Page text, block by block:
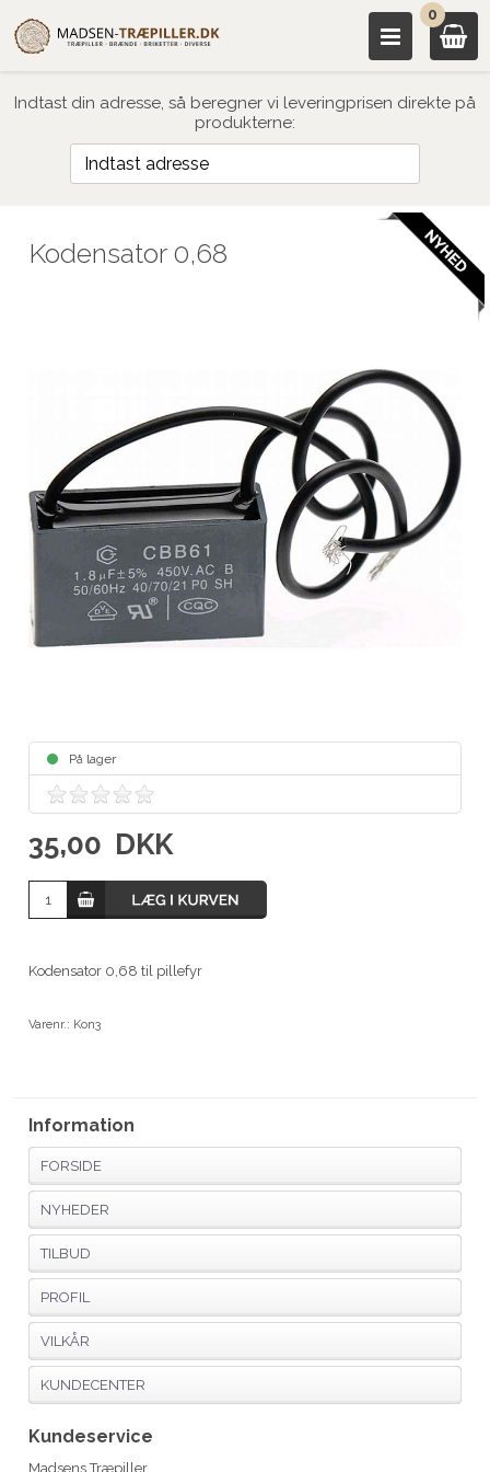
0
Indtast din adresse, så beregner vi leveringprisen direkte på
produkterne:
Kodensator 0,68
På lager
35,00 DKK
Kodensator 0,68 til pillefyr
Varenr.: Kon3
Information
FORSIDE
NYHEDER
TILBUD
PROFIL
VILKÅR
KUNDECENTER
Kundeservice
Madsens Træpiller